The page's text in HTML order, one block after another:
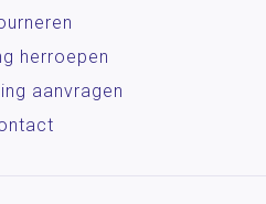
herroepen
aanvragen